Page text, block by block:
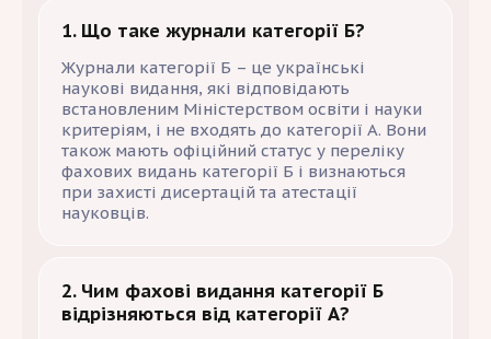
1. Що таке журнали категорії Б?
Журнали категорії Б – це українські
наукові видання, які відповідають
встановленим Міністерством освіти і науки
критеріям, і не входять до категорії А. Вони
також мають офіційний статус у переліку
фахових видань категорії Б і визнаються
при захисті дисертацій та атестації
науковців.
2. Чим фахові видання категорії Б
відрізняються від категорії А?